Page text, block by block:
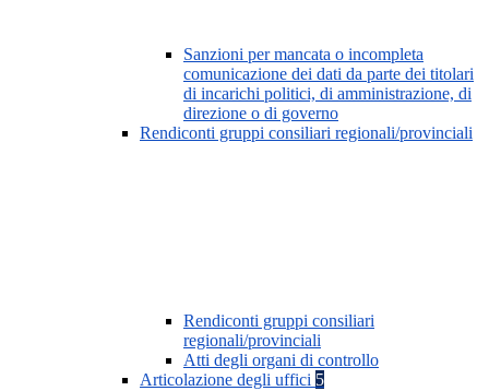
Sanzioni per mancata o incompleta
comunicazione dei dati da parte dei titolari
di incarichi politici, di amministrazione, di
direzione o di governo
Rendiconti gruppi consiliari regionali/provinciali
Rendiconti gruppi consiliari
regionali/provinciali
Atti degli organi di controllo
Articolazione degli uffici 5